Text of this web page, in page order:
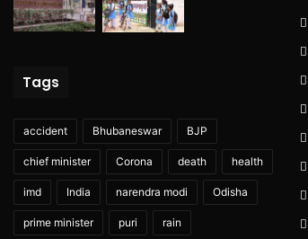
Tags
accident Bhubaneswar BJP
chief minister Corona death health
imd India narendra modi Odisha
prime minister puri rain